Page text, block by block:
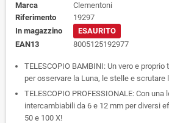
Marca
Clementoni
Riferimento
19297
In magazzino
ESAURITO
EAN13
8005125192977
TELESCOPIO BAMBINI: Un vero e
per osservare la Luna, le stelle e scrutare
TELESCOPIO PROFESSIONALE: Con
intercambiabili da 6 e 12 mm per diversi
50 e 100 X!